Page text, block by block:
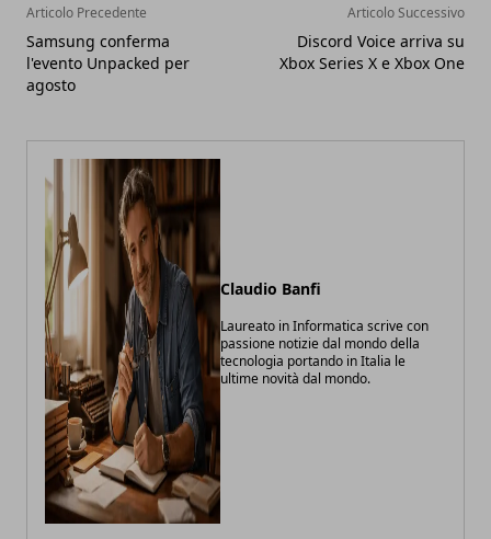
Articolo Precedente
Samsung conferma
l'evento Unpacked per
agosto
Articolo Successivo
Discord Voice arriva su
Xbox Series X e Xbox One
Claudio Banfi
Laureato in Informatica scrive con
passione notizie dal mondo della
tecnologia portando in Italia le
ultime novità dal mondo.